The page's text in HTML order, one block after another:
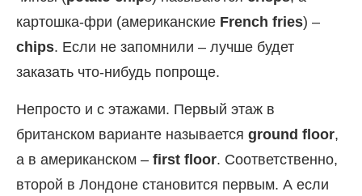
картошка-фри (американские French fries) –
chips. Если не запомнили – лучше будет
заказать что-нибудь попроще.
Непросто и с этажами. Первый этаж в
британском варианте называется ground floor,
а в американском – first floor. Соответственно,
второй в Лондоне становится первым. А если